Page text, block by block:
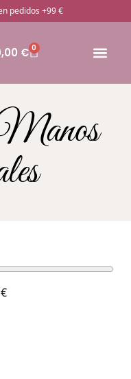
pedidos +99 €
€ 0
€